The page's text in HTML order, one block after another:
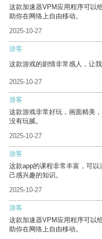
这款加速器VPM应用程序可以
助你在网络上自由移动。
2025-10-27
游客
这款游戏的剧情非常感人，让我
2025-10-27
游客
这款游戏非常好玩，画面精美
没有玩腻。
2025-10-27
游客
这款app的课程非常丰富，可
己感兴趣的知识。
2025-10-27
游客
这款加速器VPM应用程序可以
助你在网络上自由移动。